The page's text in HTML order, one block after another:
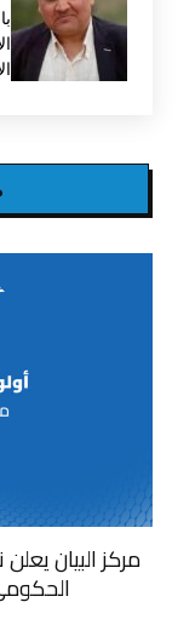
مركز البيان